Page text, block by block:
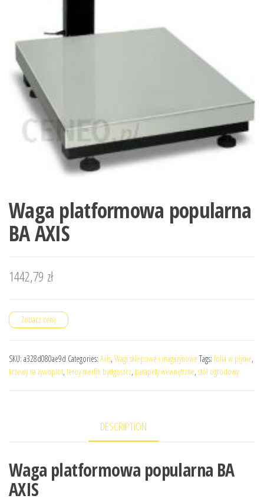
Waga platformowa popularna
BA AXIS
1442,79 zł
Zobacz cenę
SKU: a328d080ae9d Categories: Axis, Wagi sklepowe i magazynowe Tags: folia w płynie,
krzewy na żywopłot, leroy merlin bydgoszcz, parapety wewnętrzne, stół ogrodowy
DESCRIPTION
Waga platformowa popularna BA
AXIS